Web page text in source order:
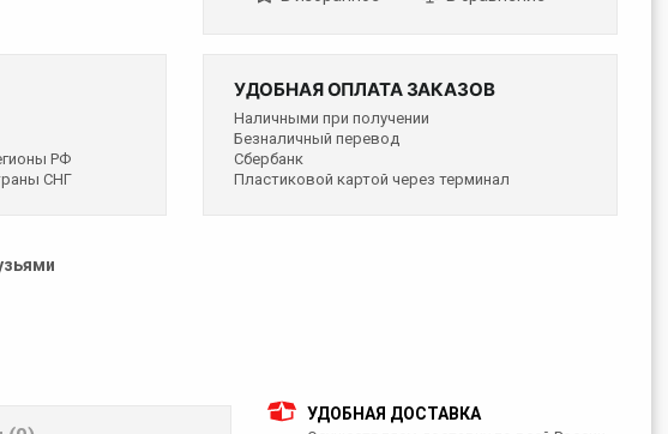
РФ
СНГ
УДОБНАЯ ОПЛАТА ЗАКАЗОВ
Наличными при получении
Безналичный перевод
Сбербанк
Пластиковой картой через терминал
УДОБНАЯ ДОСТАВКА